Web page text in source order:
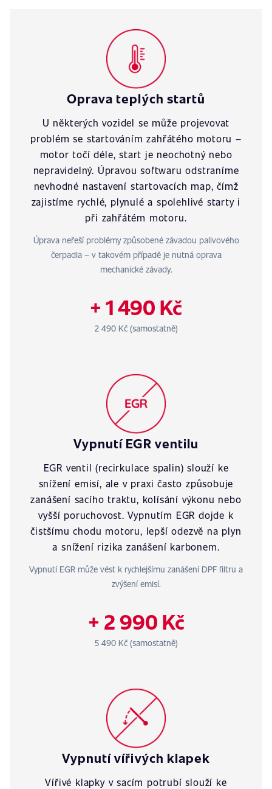
Oprava teplých startů
U některých vozidel se může projevovat
problém se startováním zahřátého motoru –
motor točí déle, start je neochotný nebo
nepravidelný. Úpravou softwaru odstraníme
nevhodné nastavení startovacích map, čímž
zajistíme rychlé, plynulé a spolehlivé starty i
při zahřátém motoru.
Úprava neřeší problémy způsobené závadou palivového
čerpadla – v takovém případě je nutná oprava
mechanické závady.
+ 1 490 Kč
2 490 Kč (samostatně)
Vypnutí EGR ventilu
EGR ventil (recirkulace spalin) slouží ke
snížení emisí, ale v praxi často způsobuje
zanášení sacího traktu, kolísání výkonu nebo
vyšší poruchovost. Vypnutím EGR dojde k
čistšímu chodu motoru, lepší odezvě na plyn
a snížení rizika zanášení karbonem.
Vypnutí EGR může vést k rychlejšímu zanášení DPF filtru a
zvýšení emisí.
+ 2 990 Kč
5 490 Kč (samostatně)
Vypnutí vířivých klapek
Vířivé klapky v sacím potrubí slouží ke